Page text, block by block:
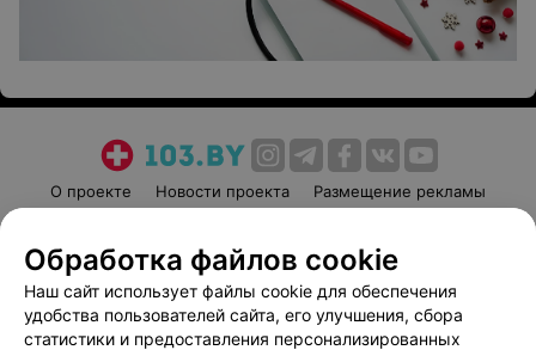
О проекте Новости проекта
Размещение рекламы
Пользовательское соглашение
Способы оплаты
Вакансии
Партнеры
Написать руководителю 103.by
Обработка файлов cookie
Наш сайт использует файлы cookie для обеспечения
удобства пользователей сайта, его улучшения, сбора
статистики и предоставления персонализированных